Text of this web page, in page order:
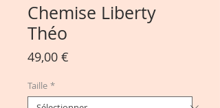
Chemise Liberty
Théo
49,00 €
Taille *